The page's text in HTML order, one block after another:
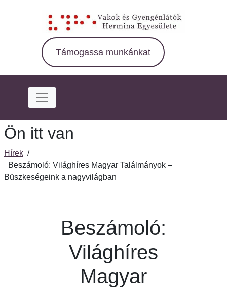
Támogassa munkánkat
Ön itt van
Hírek /
Beszámoló: Világhíres Magyar Találmányok –
Büszkeségeink a nagyvilágban
Beszámoló:
Világhíres
Magyar